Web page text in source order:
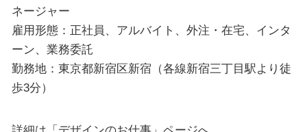
ネージャー
雇用形態：正社員、アルバイト、外注・在宅、インタ
ーン、業務委託
勤務地：東京都新宿区新宿（各線新宿三丁目駅より徒
歩3分）